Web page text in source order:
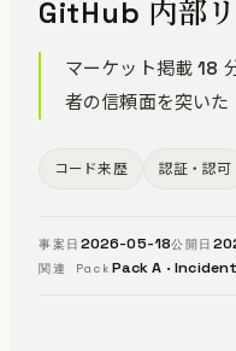
GitHub 内部
マーケット掲載 18
者の信頼面を突いた
コード来歴 認証・認可
事案日 2026-05-18公開日
関連 Pack Pack A ·